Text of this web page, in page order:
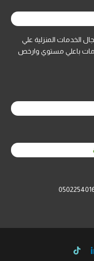
الخدمات المنزلية علي
باعلي مستوي وارخص